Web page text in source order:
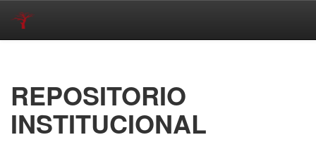
REPOSITORIO
INSTITUCIONAL